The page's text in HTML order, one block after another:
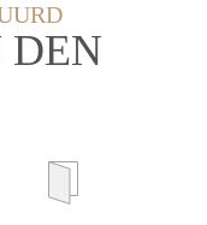
DEN